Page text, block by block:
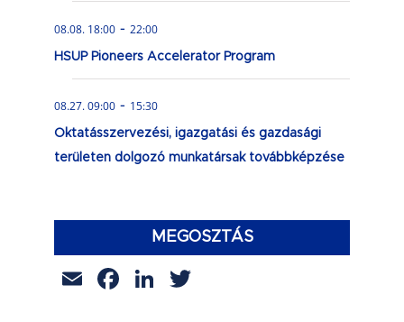
08.08. 18:00 - 22:00
HSUP Pioneers Accelerator Program
08.27. 09:00 - 15:30
Oktatásszervezési, igazgatási és gazdasági
területen dolgozó munkatársak továbbképzése
MEGOSZTÁS
EmailFacebook
LinkedIn